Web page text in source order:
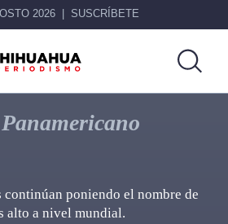
2026 SUSCRÍBETE
continúan poniendo el nombre de
alto a nivel mundial.